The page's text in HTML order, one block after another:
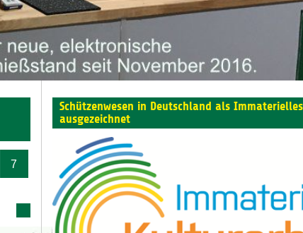
7
Schützenwesen in Deutschland als
ausgezeichnet